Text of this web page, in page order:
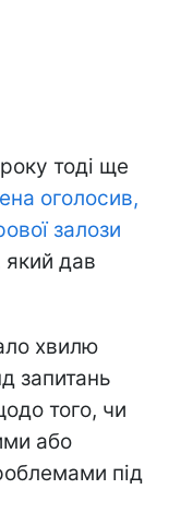
тоді ще
оголосив,
залози
який дав
хвилю
запитань
того, чи
або
під